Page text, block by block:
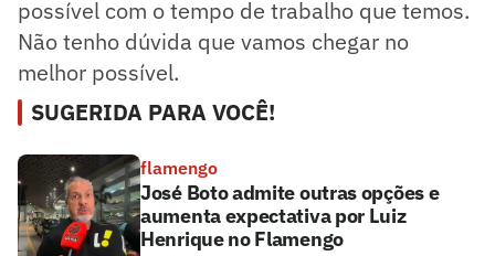
possível com o tempo de trabalho que temos.
Não tenho dúvida que vamos chegar no
melhor possível.
SUGERIDA PARA VOCÊ!
flamengo
José Boto admite outras opções e
aumenta expectativa por Luiz
Henrique no Flamengo